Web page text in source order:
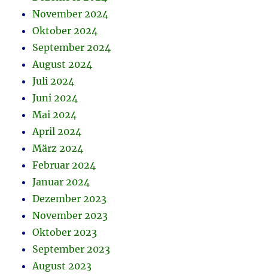
November 2024
Oktober 2024
September 2024
August 2024
Juli 2024
Juni 2024
Mai 2024
April 2024
März 2024
Februar 2024
Januar 2024
Dezember 2023
November 2023
Oktober 2023
September 2023
August 2023